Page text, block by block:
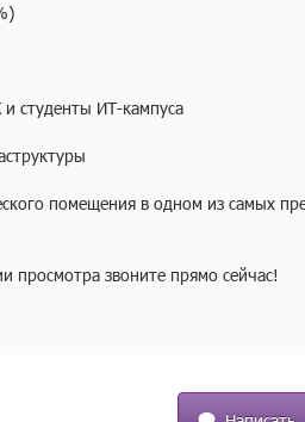
студенты ИТ-кампуса
помещения в одном из самых
звоните прямо сейчас!